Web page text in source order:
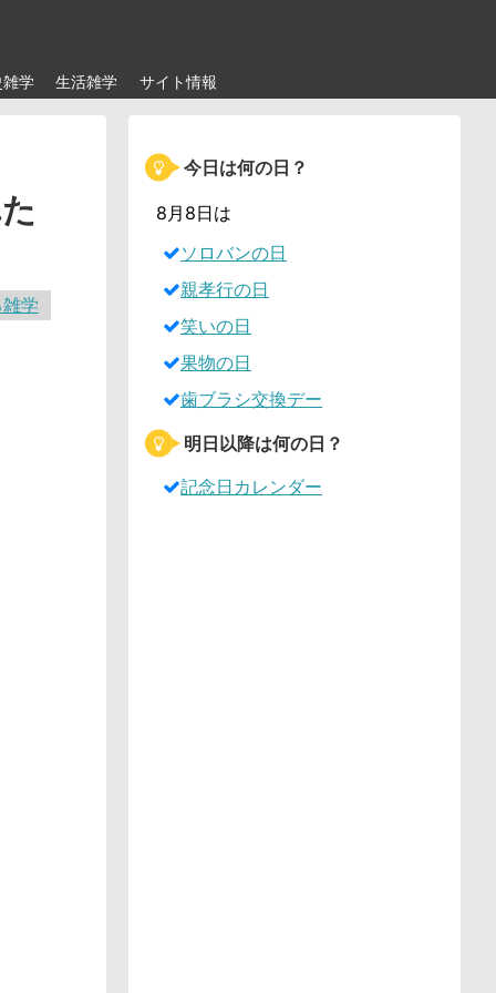
雑学 生活雑学 サイト情報
学
今日は何の日？
8月8日は
ソロバンの日
親孝行の日
笑いの日
果物の日
歯ブラシ交換デー
明日以降は何の日？
記念日カレンダー